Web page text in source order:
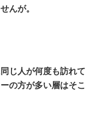
んが。
じ人が何度も訪れて
の方が多い層はそこ